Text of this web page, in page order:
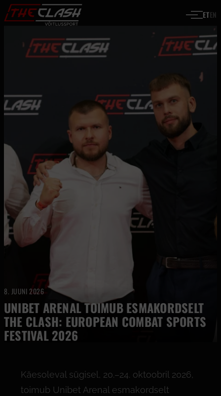
Liigu sisu juurde ETEN
8. JUUNI 2026
UNIBET ARENAL TOIMUB ESMAKORDSELT
THE CLASH: EUROPEAN COMBAT SPORTS
FESTIVAL 2026
Käesoleval sügisel, 20.–24. oktoobril 2026,
toimub Unibet Arenal esmakordselt